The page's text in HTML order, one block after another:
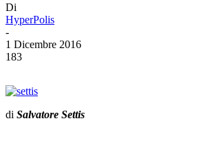
Di
HyperPolis
-
1 Dicembre 2016
183
di Salvatore Settis